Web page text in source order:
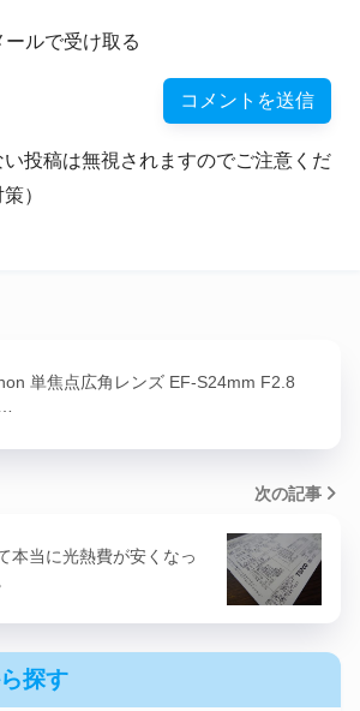
ルで受け取る
い投稿は無視されますのでご注意くだ
）
単焦点広角レンズ EF-S24mm F2.8
次の記事
本当に光熱費が安くなっ
探す